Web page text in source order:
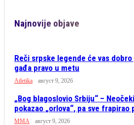
Najnovije objave
Reči srpske legende će vas
gađa pravo u metu
Atletika август 9, 2026
„Bog blagoslovio Srbiju“ –
pokazao „orlova“, pa sve frapirao
MMA август 9, 2026